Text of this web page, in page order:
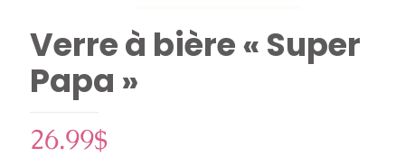
Verre à bière « Super
Papa »
26.99$